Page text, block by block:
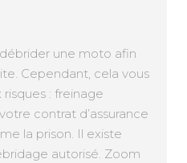
une moto afin
Cependant, cela vous
: freinage
contrat d’assurance
la prison. Il existe
autorisé. Zoom